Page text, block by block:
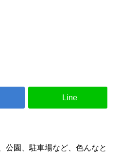
公園、駐車場など、色んなと